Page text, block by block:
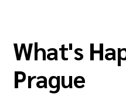
What's
Prague